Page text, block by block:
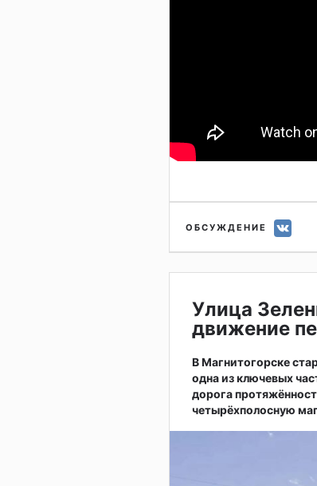
ОБСУЖДЕНИЕ
Улица
движение
В Магнитогорске
одна из ключевых
дорога
четырёхполосную